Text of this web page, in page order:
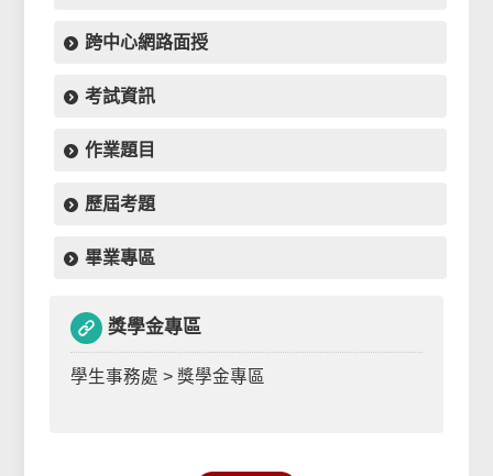
跨中心網路面授
考試資訊
作業題目
歷屆考題
畢業專區
獎學金專區
學生事務處 > 獎學金專區